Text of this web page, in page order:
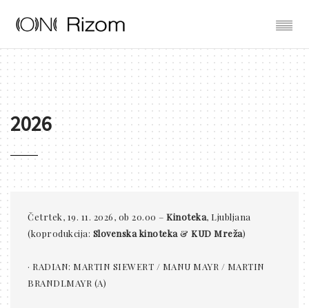
2026
Četrtek, 19. 11. 2026, ob 20.00 – Kinoteka, Ljubljana
(koprodukcija: Slovenska kinoteka& KUD Mreža)
· RADIAN: MARTIN SIEWERT / MANU MAYR / MARTIN
BRANDLMAYR (A)